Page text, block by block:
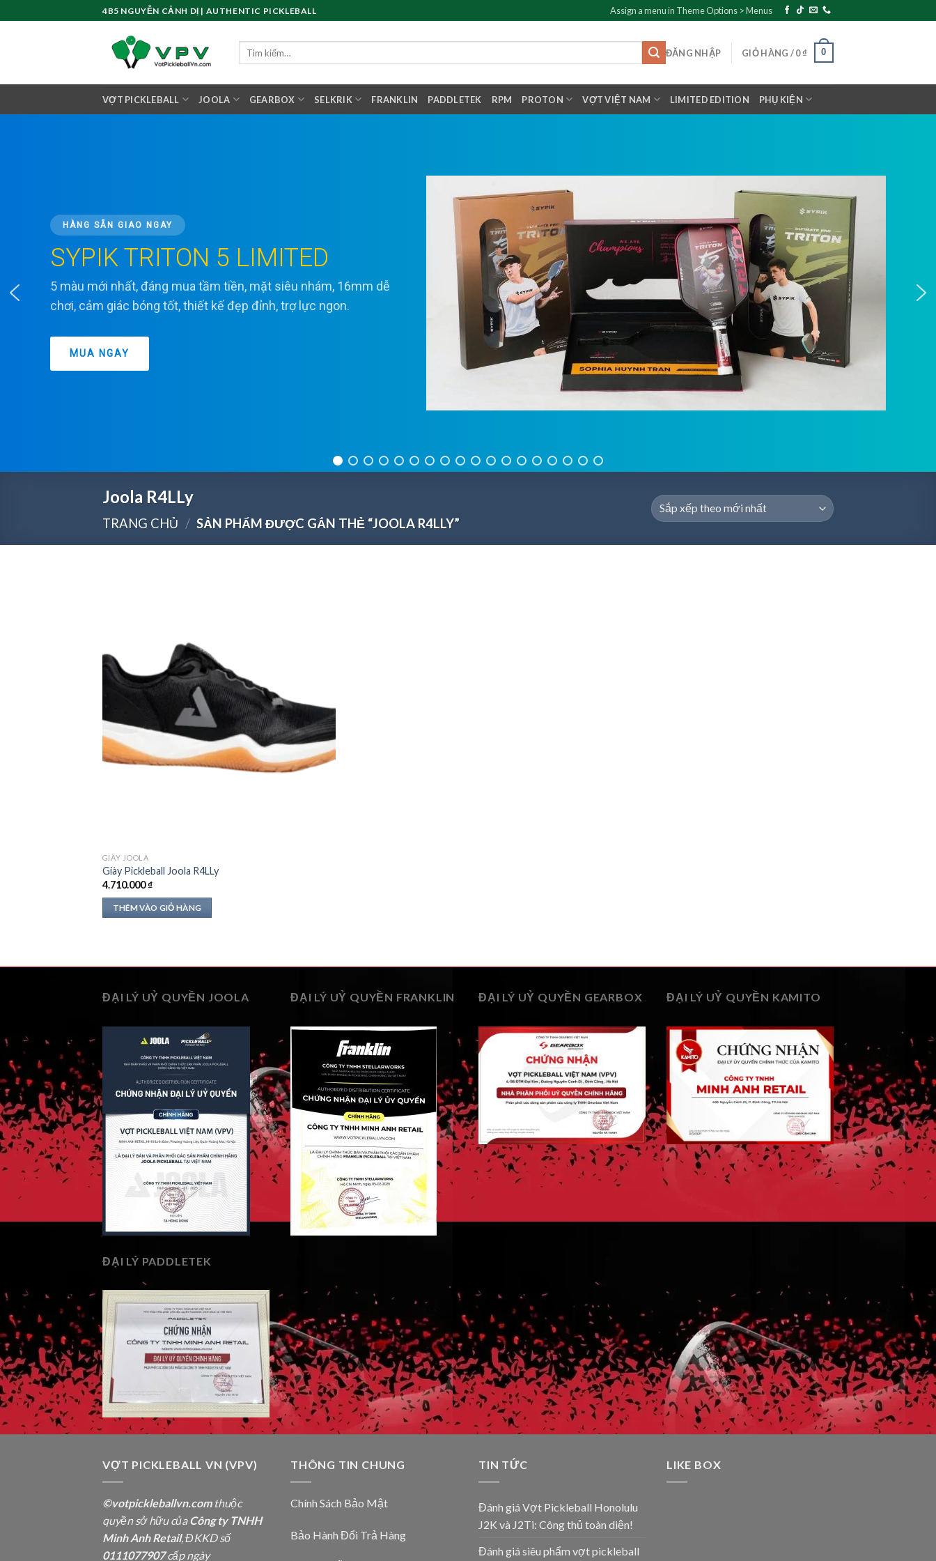
to
4B5 NGUYỄN CẢNH DỊ | AUTHENTIC PICKLEBALL Assign a menu in Theme Options > Menus
ĐĂNG NHẬP GIỎ HÀNG /0₫ 0
VỢT PICKLEBALL JOOLA GEARBOX SELKRIK FRANKLIN PADDLETEK RPM PROTON VỢT VIỆT NAM LIMITED EDITION PHỤ KIỆN
HÀNG SẴN GIAO NGAY
SYPIK TRITON 5 LIMITED
5 màu mới nhất, đáng mua tầm tiền, mặt siêu nhám, 16mm dễ
chơi, cảm giác bóng tốt, thiết kế đẹp đỉnh, trợ lực ngon.
MUA NGAY
Joola R4LLy
TRANG CHỦ / SẢN PHẨM ĐƯỢC GẮN THẺ “JOOLA R4LLY”
GIẦY JOOLA
Giày Pickleball Joola R4LLy
4.710.000₫
THÊM VÀO GIỎ HÀNG
ĐẠI LÝ UỶ QUYỀN JOOLA ĐẠI LÝ UỶ QUYỀN FRANKLIN ĐẠI LÝ UỶ QUYỀN GEARBOX ĐẠI LÝ UỶ QUYỀN KAMITO
ĐẠI LÝ PADDLETEK
VỢT PICKLEBALL VN (VPV)
©votpickleballvn.comthuộc
quyền sở hữu củaCông ty TNHH
Minh Anh Retail, ĐKKD số
0111077907cấp ngày
THÔNG TIN CHUNG
Chính Sách Bảo Mật
Bảo Hành Đổi Trả Hàng
TIN TỨC
Đánh giá Vợt Pickleball Honolulu
J2K và J2Ti: Công thủ toàn diện!
Đánh giá siêu phẩm vợt pickleball
LIKE BOX